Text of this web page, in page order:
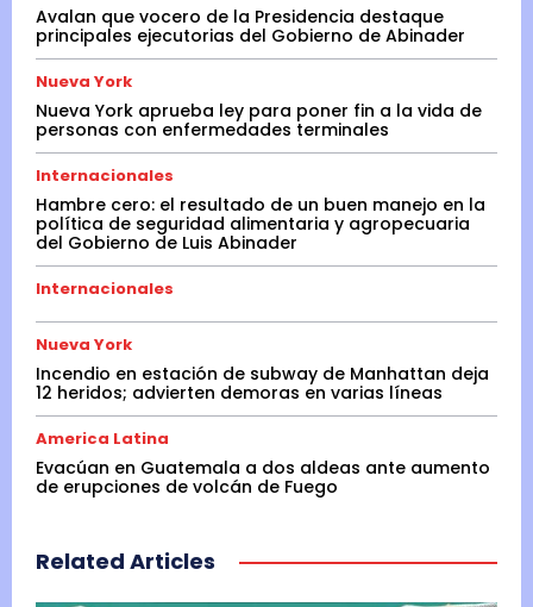
Avalan que vocero de la Presidencia destaque
principales ejecutorias del Gobierno de Abinader
Nueva York
Nueva York aprueba ley para poner fin a la vida de
personas con enfermedades terminales
Internacionales
Hambre cero: el resultado de un buen manejo en la
política de seguridad alimentaria y agropecuaria
del Gobierno de Luis Abinader
Internacionales
Nueva York
Incendio en estación de subway de Manhattan deja
12 heridos; advierten demoras en varias líneas
America Latina
Evacúan en Guatemala a dos aldeas ante aumento
de erupciones de volcán de Fuego
Related Articles